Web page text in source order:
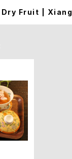
Dry Fruit | Xiang